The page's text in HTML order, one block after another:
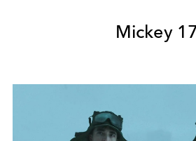
Mickey 17